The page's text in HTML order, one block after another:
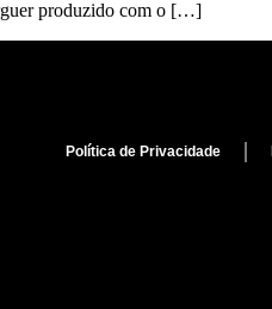
produzido com o […]
Política de Privacidade